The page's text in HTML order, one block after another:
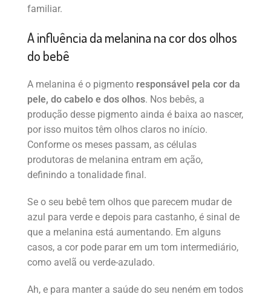
familiar.
A influência da melanina na cor dos olhos
do bebê
A melanina é o pigmento responsável pela cor da
pele, do cabelo e dos olhos. Nos bebês, a
produção desse pigmento ainda é baixa ao nascer,
por isso muitos têm olhos claros no início.
Conforme os meses passam, as células
produtoras de melanina entram em ação,
definindo a tonalidade final.
Se o seu bebê tem olhos que parecem mudar de
azul para verde e depois para castanho, é sinal de
que a melanina está aumentando. Em alguns
casos, a cor pode parar em um tom intermediário,
como avelã ou verde-azulado.
Ah, e para manter a saúde do seu neném em todos